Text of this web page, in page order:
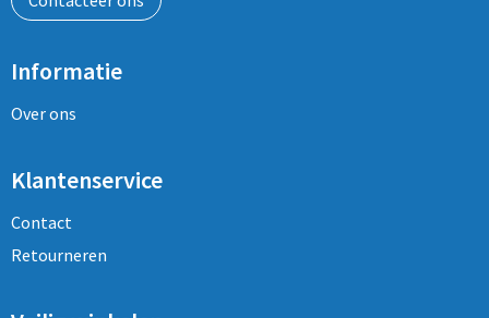
Informatie
Over ons
Klantenservice
Contact
Retourneren